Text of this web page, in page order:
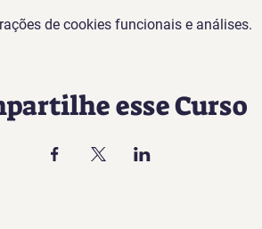
de cookies funcionais e análises.
esse Curso